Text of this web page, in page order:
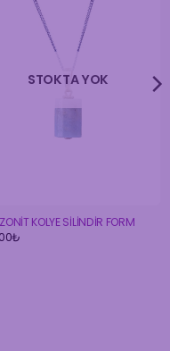
STOKTA YOK
KOLYE SİLİNDİR FORM
₺